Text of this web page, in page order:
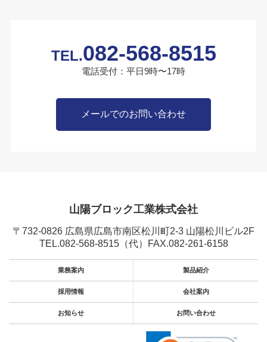
TEL.082-568-8515
電話受付：平日9時〜17時
メールでのお問い合わせ
山陽ブロック工業株式会社
〒732-0826 広島県広島市南区松川町2-3 山陽松川ビル2F
TEL.082-568-8515（代）FAX.082-261-6158
業務案内 製品紹介
採用情報 会社案内
お知らせ お問い合わせ